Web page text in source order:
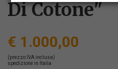
Di Cotone"
€ 1.000,00
(prezzo IVA inclusa)
spedizione in Italia